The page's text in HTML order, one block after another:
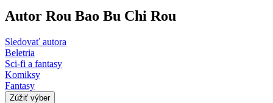
Autor Rou Bao Bu Chi Rou
Sledovať autora
Beletria
Sci-fi a fantasy
Komiksy
Fantasy
Zúžiť výber